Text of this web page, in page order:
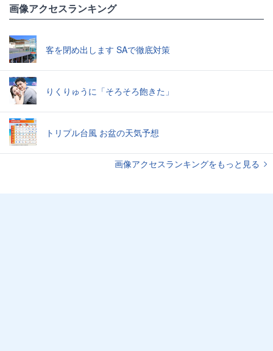
画像アクセスランキング
客を閉め出します SAで徹底対策
りくりゅうに「そろそろ飽きた」
トリプル台風 お盆の天気予想
画像アクセスランキングをもっと見る